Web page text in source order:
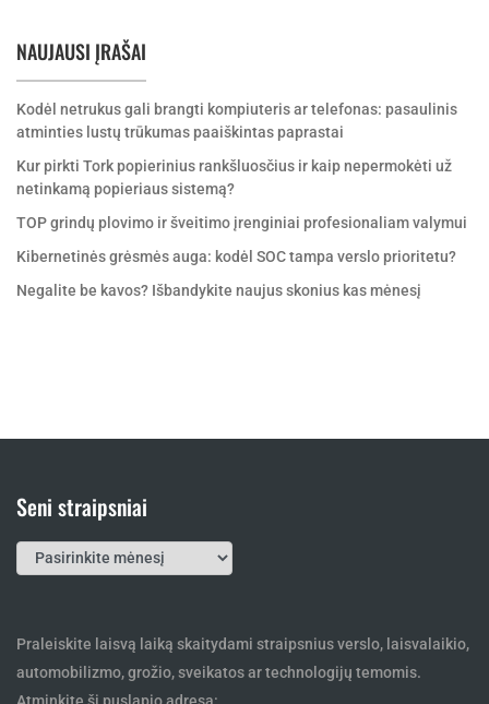
NAUJAUSI ĮRAŠAI
Kodėl netrukus gali brangti kompiuteris ar telefonas: pasaulinis
atminties lustų trūkumas paaiškintas paprastai
Kur pirkti Tork popierinius rankšluosčius ir kaip nepermokėti už
netinkamą popieriaus sistemą?
TOP grindų plovimo ir šveitimo įrenginiai profesionaliam valymui
Kibernetinės grėsmės auga: kodėl SOC tampa verslo prioritetu?
Negalite be kavos? Išbandykite naujus skonius kas mėnesį
Seni straipsniai
Seni
straipsniai
Praleiskite laisvą laiką skaitydami straipsnius verslo, laisvalaikio,
automobilizmo, grožio, sveikatos ar technologijų temomis.